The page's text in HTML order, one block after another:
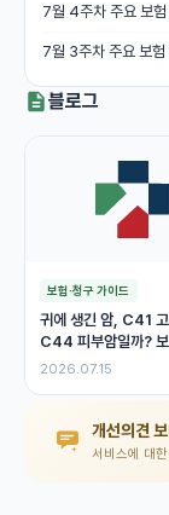
7월 4주차 주요 보험
7월 3주차 주요 보험
블로그
보험·청구 가이드
귀에 생긴 암, C41
C44 피부암일까?
라진 이유
2026.07.15
개선의견 보
서비스에 대